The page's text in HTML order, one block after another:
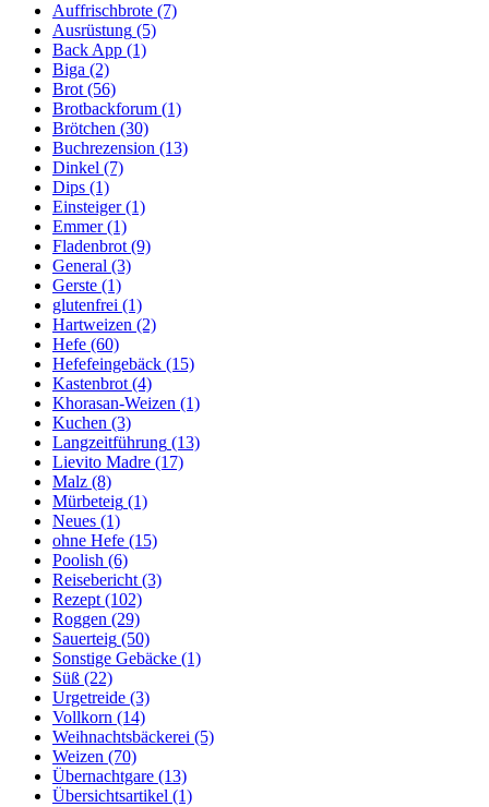
Auffrischbrote (7)
Ausrüstung (5)
Back App (1)
Biga (2)
Brot (56)
Brotbackforum (1)
Brötchen (30)
Buchrezension (13)
Dinkel (7)
Dips (1)
Einsteiger(1)
Emmer(1)
Fladenbrot (9)
General (3)
Gerste (1)
glutenfrei (1)
Hartweizen (2)
Hefe (60)
Hefefeingebäck (15)
Kastenbrot (4)
Khorasan-Weizen (1)
Kuchen (3)
Langzeitführung (13)
Lievito Madre (17)
Malz (8)
Mürbeteig (1)
Neues (1)
ohne Hefe (15)
Poolish (6)
Reisebericht (3)
Rezept (102)
Roggen (29)
Sauerteig (50)
Sonstige Gebäcke (1)
Süß (22)
Urgetreide (3)
Vollkorn (14)
Weihnachtsbäckerei (5)
Weizen (70)
Übernachtgare (13)
Übersichtsartikel (1)